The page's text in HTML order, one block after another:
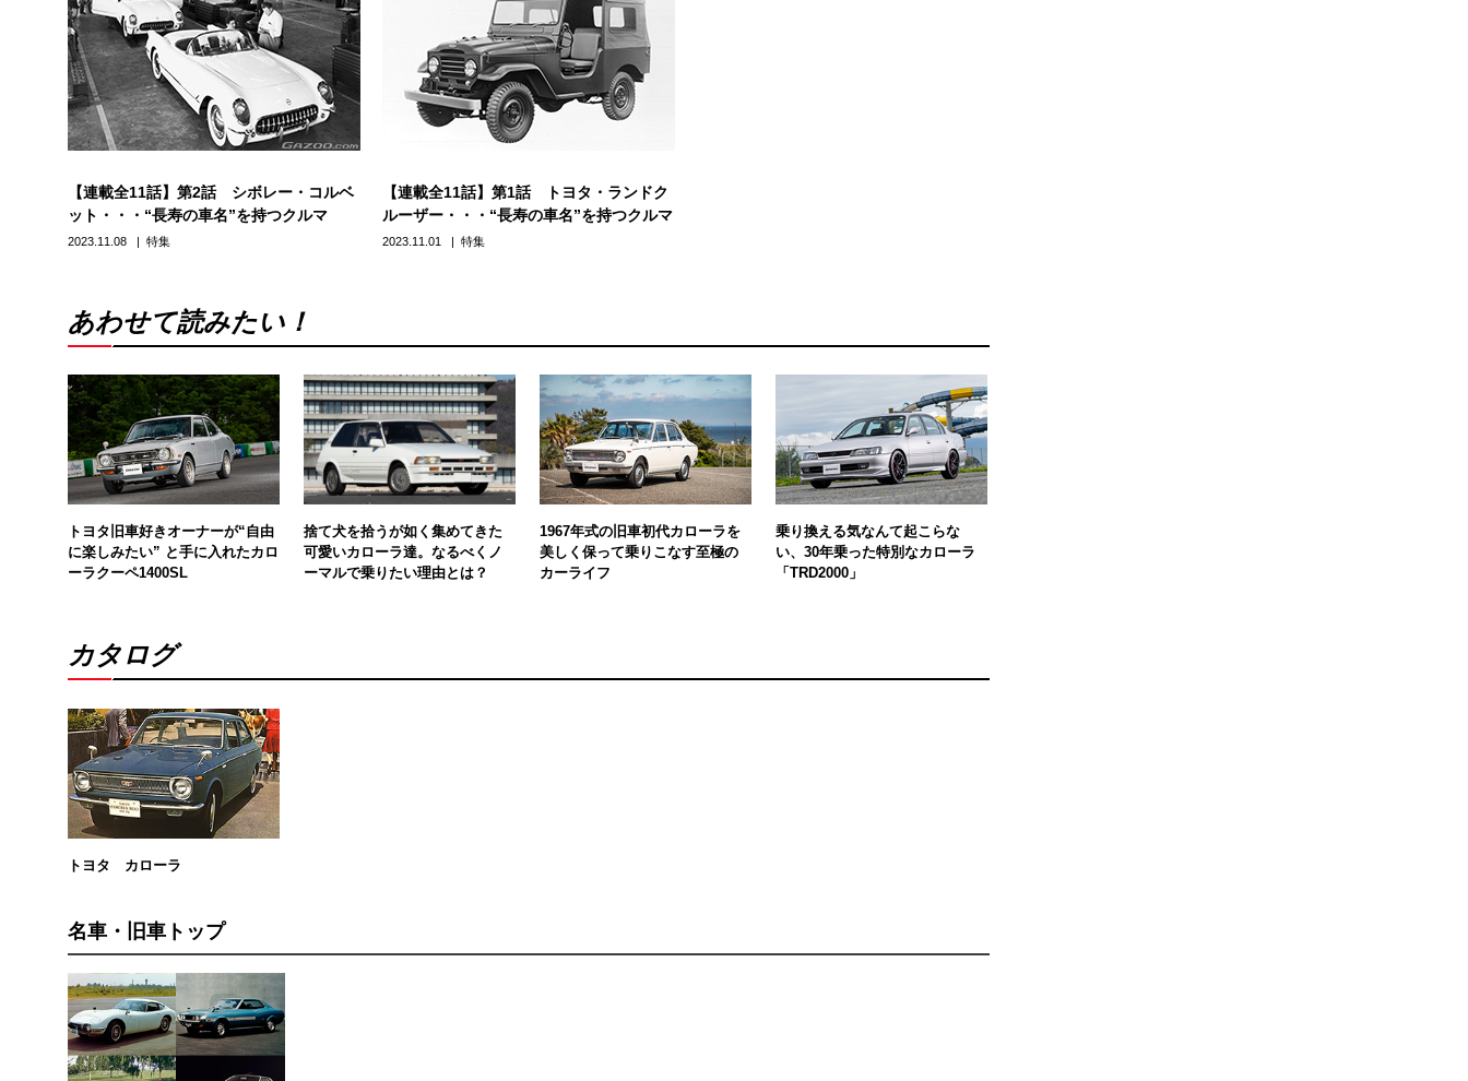
【連載全11話】第2話 シボレー・コルベ
ット・・・“長寿の車名”を持つクルマ
2023.11.08 特集
【連載全11話】第1話 トヨタ・ランドク
ルーザー・・・“長寿の車名”を持つクルマ
2023.11.01 特集
あわせて読みたい！
トヨタ旧車好きオーナーが“自由
に楽しみたい” と手に入れたカロ
ーラクーペ1400SL
捨て犬を拾うが如く集めてきた
可愛いカローラ達。なるべくノ
ーマルで乗りたい理由とは？
1967年式の旧車初代カローラを
美しく保って乗りこなす至極の
カーライフ
乗り換える気なんて起こらな
い、30年乗った特別なカローラ
「TRD2000」
カタログ
トヨタ カローラ
名車・旧車トップ